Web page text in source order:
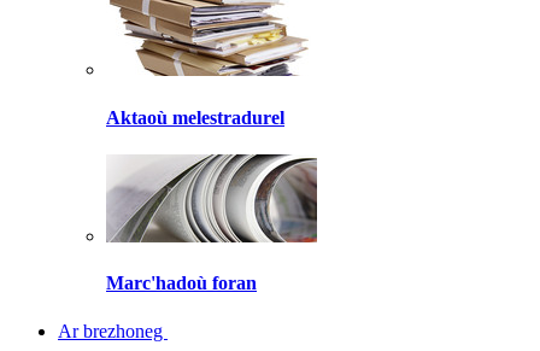
Aktaoù melestradurel
Marc'hadoù foran
Ar brezhoneg